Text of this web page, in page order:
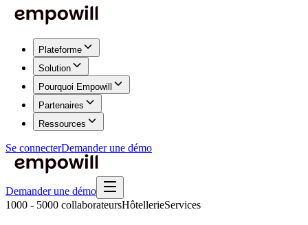
Plateforme
Solution
Pourquoi Empowill
Partenaires
Ressources
Se connecterDemander une démo
Demander une démo
1000 - 5000 collaborateursHôtellerieServices